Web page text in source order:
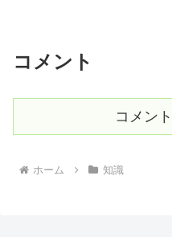
コメント
コメン
ホーム 知識